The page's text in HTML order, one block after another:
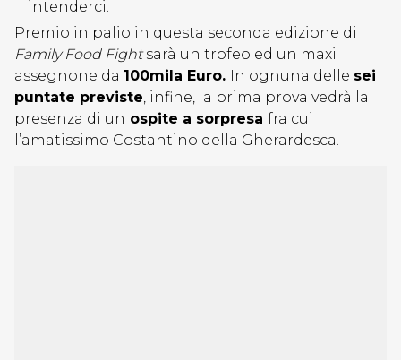
intenderci.
Premio in palio in questa seconda edizione di
Family Food Fightsarà un trofeo ed un maxi
assegnone da 100mila Euro. In ognuna delle sei
puntate previste, infine, la prima prova vedrà la
presenza di un ospite a sorpresa fra cui
l’amatissimo Costantino della Gherardesca.